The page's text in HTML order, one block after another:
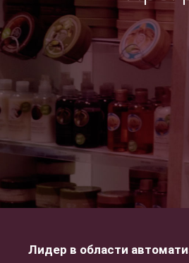
Лидер в области